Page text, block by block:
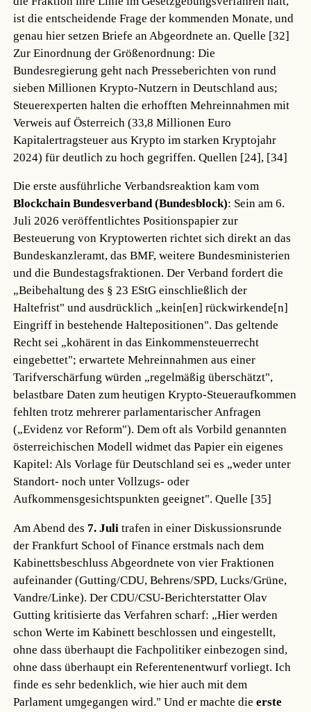
ist die entscheidende Frage der kommenden Monate, und
genau hier setzen Briefe an Abgeordnete an.Quelle [32]
Zur Einordnung der Größenordnung: Die
Bundesregierung geht nach Presseberichten von rund
sieben Millionen Krypto-Nutzern in Deutschland aus;
Steuerexperten halten die erhofften Mehreinnahmen mit
Verweis auf Österreich (33,8 Millionen Euro
Kapitalertragsteuer aus Krypto im starken Kryptojahr
2024) für deutlich zu hoch gegriffen.Quellen [24], [34]
Die erste ausführliche Verbandsreaktion kam vom
Blockchain Bundesverband (Bundesblock): Sein am 6.
Juli 2026 veröffentlichtes Positionspapier zur
Besteuerung von Kryptowerten richtet sich direkt an das
Bundeskanzleramt, das BMF, weitere Bundesministerien
und die Bundestagsfraktionen. Der Verband fordert die
„Beibehaltung des § 23 EStG einschließlich der
Haltefrist" und ausdrücklich „kein[en] rückwirkende[n]
Eingriff in bestehende Haltepositionen". Das geltende
Recht sei „kohärent in das Einkommensteuerrecht
eingebettet"; erwartete Mehreinnahmen aus einer
Tarifverschärfung würden „regelmäßig überschätzt",
belastbare Daten zum heutigen Krypto-Steueraufkommen
fehlten trotz mehrerer parlamentarischer Anfragen
(„Evidenz vor Reform"). Dem oft als Vorbild genannten
österreichischen Modell widmet das Papier ein eigenes
Kapitel: Als Vorlage für Deutschland sei es „weder unter
Standort- noch unter Vollzugs- oder
Aufkommensgesichtspunkten geeignet".Quelle [35]
Am Abend des 7. Juli trafen in einer Diskussionsrunde
der Frankfurt School of Finance erstmals nach dem
Kabinettsbeschluss Abgeordnete von vier Fraktionen
aufeinander (Gutting/CDU, Behrens/SPD, Lucks/Grüne,
Vandre/Linke). Der CDU/CSU-Berichterstatter Olav
Gutting kritisierte das Verfahren scharf: „Hier werden
schon Werte im Kabinett beschlossen und eingestellt,
ohne dass überhaupt die Fachpolitiker einbezogen sind,
ohne dass überhaupt ein Referentenentwurf vorliegt. Ich
finde es sehr bedenklich, wie hier auch mit dem
Parlament umgegangen wird." Und er machte dieerste